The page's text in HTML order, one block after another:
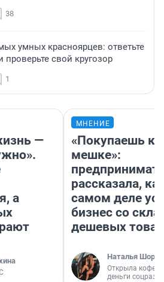
38
умных красноярцев: ответьте
проверьте свой кругозор
1
—
а
МНЕНИЕ
«Покупаешь
мешке»:
рассказала,
самом деле
бизнес со
дешевых
Наталья
Открыла
деньги